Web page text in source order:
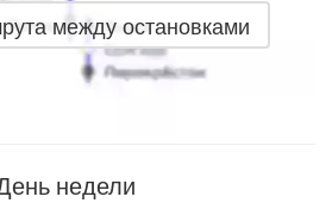
между остановками
недели